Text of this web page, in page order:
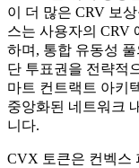
이 더 많은 CRV 보
스는 사용자의 CRV
하며, 통합 유동성
단 투표권을 전략적
마트 컨트랙트 아키
중앙화된 네트워크
니다.
CVX 토큰은 컨벡스